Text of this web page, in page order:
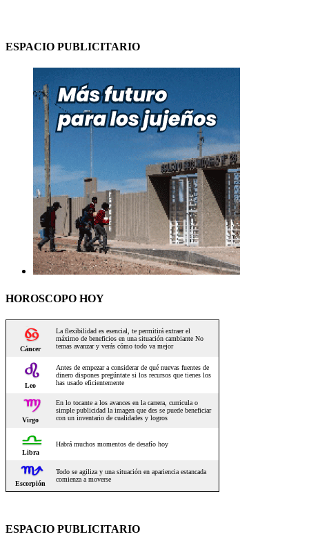
ESPACIO PUBLICITARIO
HOROSCOPO HOY
ESPACIO PUBLICITARIO